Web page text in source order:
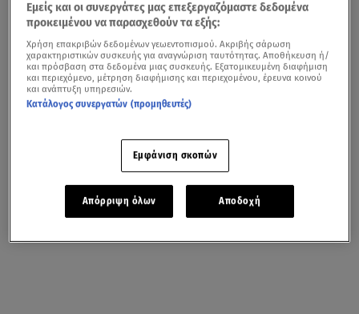
(Video Star)
Συγγνώμη ζήτησε πριν λίγο ο πρωθυπουργόςΚυριάκος
Μητσοτάκηςαπό τις οικογένειες των θυμάτων για το
σιδηροδρομικό δυστύχημα στα
Εμείς και οι συνεργάτες μας επεξεργαζόμαστε δεδομένα
προκειμένου να παρασχεθούν τα εξής:
Χρήση επακριβών δεδομένων γεωεντοπισμού. Ακριβής σάρωση
χαρακτηριστικών συσκευής για αναγνώριση ταυτότητας. Αποθήκευση ή/
και πρόσβαση στα δεδομένα μιας συσκευής. Εξατομικευμένη διαφήμιση
και περιεχόμενο, μέτρηση διαφήμισης και περιεχομένου, έρευνα κοινού
και ανάπτυξη υπηρεσιών.
Κατάλογος συνεργατών (προμηθευτές)
Εμφάνιση σκοπών
Απόρριψη όλων Αποδοχή